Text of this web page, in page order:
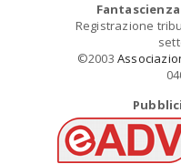
Registrazione
©2003